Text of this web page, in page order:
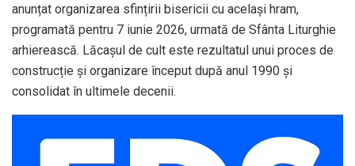
anunțat organizarea sfințirii bisericii cu același hram,
programată pentru 7 iunie 2026, urmată de Sfânta Liturghie
arhierească. Lăcașul de cult este rezultatul unui proces de
construcție și organizare început după anul 1990 și
consolidat în ultimele decenii.